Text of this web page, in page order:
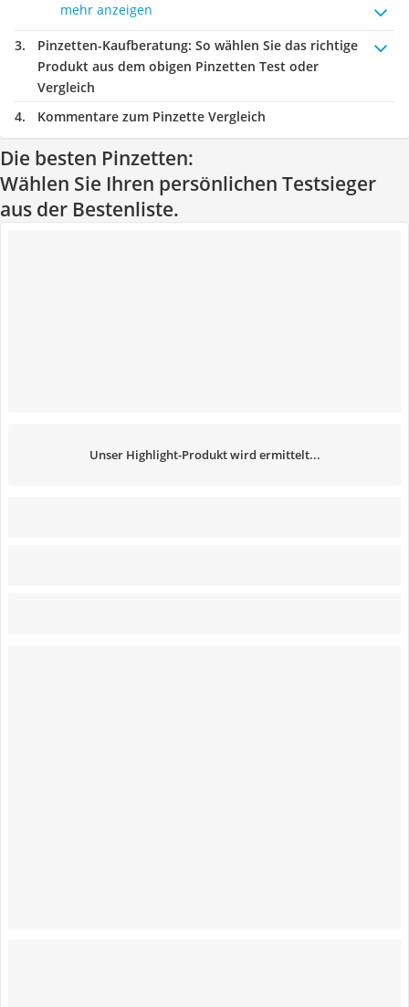
mehr anzeigen
Pinzetten-Kaufberatung: So wählen Sie das richtige
Produkt aus dem obigen Pinzetten Test oder
Vergleich
Kommentare zum Pinzette Vergleich
Die besten Pinzetten:
Wählen Sie Ihren persönlichen Testsieger
aus der Bestenliste.
Unser Highlight-Produkt wird ermittelt...